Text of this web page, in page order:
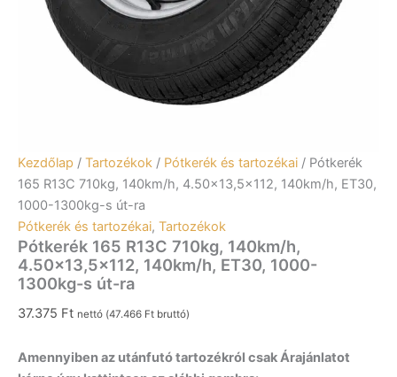
Kezdőlap / Tartozékok / Pótkerék és tartozékai / Pótkerék
165 R13C 710kg, 140km/h, 4.50×13,5×112, 140km/h, ET30,
1000-1300kg-s út-ra
Pótkerék és tartozékai, Tartozékok
Pótkerék 165 R13C 710kg, 140km/h,
4.50×13,5×112, 140km/h, ET30, 1000-
1300kg-s út-ra
37.375 Ft nettó (47.466 Ft bruttó)
Amennyiben az utánfutó tartozékról csak Árajánlatot